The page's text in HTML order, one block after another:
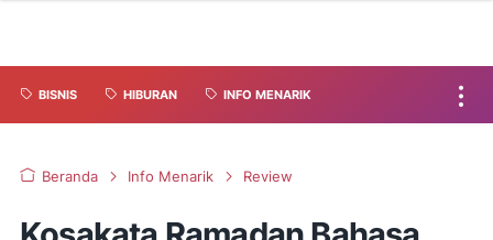
BISNIS HIBURAN INFO MENARIK
Beranda Info Menarik Review